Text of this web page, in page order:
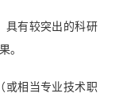
具有较突出的科研
。
或相当专业技术职